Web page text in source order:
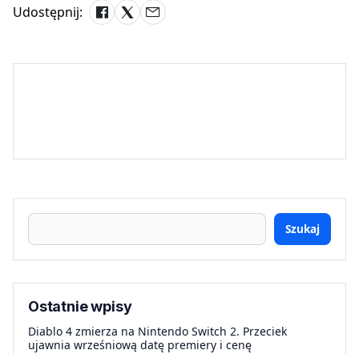
Udostępnij:
Szukaj
Ostatnie wpisy
Diablo 4 zmierza na Nintendo Switch 2. Przeciek
ujawnia wrześniową datę premiery i cenę